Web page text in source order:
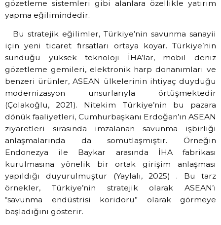
gözetleme sistemleri gibi alanlara özellikle yatırım
yapma eğilimindedir.
Bu stratejik eğilimler, Türkiye’nin savunma sanayii
için yeni ticaret fırsatları ortaya koyar. Türkiye’nin
sunduğu yüksek teknoloji İHA’lar, mobil deniz
gözetleme gemileri, elektronik harp donanımları ve
benzeri ürünler, ASEAN ülkelerinin ihtiyaç duyduğu
modernizasyon unsurlarıyla örtüşmektedir
(Çolakoğlu, 2021). Nitekim Türkiye’nin bu pazara
dönük faaliyetleri, Cumhurbaşkanı Erdoğan’ın ASEAN
ziyaretleri sırasında imzalanan savunma işbirliği
anlaşmalarında da somutlaşmıştır. Örneğin
Endonezya ile Baykar arasında İHA fabrikası
kurulmasına yönelik bir ortak girişim anlaşması
yapıldığı duyurulmuştur (Yaylalı, 2025) . Bu tarz
örnekler, Türkiye’nin stratejik olarak ASEAN’ı
“savunma endüstrisi koridoru” olarak görmeye
başladığını gösterir.